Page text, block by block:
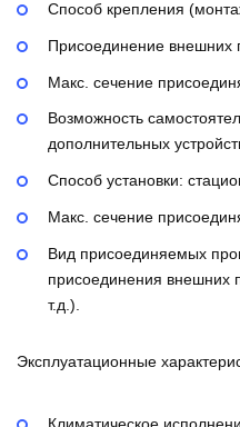
Способ крепления
Присоединение внешних
Макс. сечение
Возможность
дополнительных
Способ установки:
Макс. сечение
Вид присоединяемых
присоединения внешних
т.д.).
Эксплуатационные